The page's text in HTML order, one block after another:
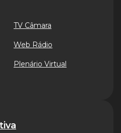
TV Câmara
Web Rádio
Plenário Virtual